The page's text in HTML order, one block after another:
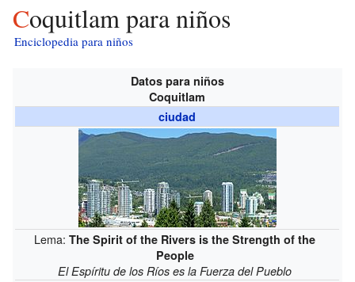
Coquitlam para niños
Enciclopedia para niños
Datos para niños
Coquitlam
ciudad
Lema:The Spirit of the Rivers is the Strength of the
People
El Espíritu de los Ríos es la Fuerza del Pueblo